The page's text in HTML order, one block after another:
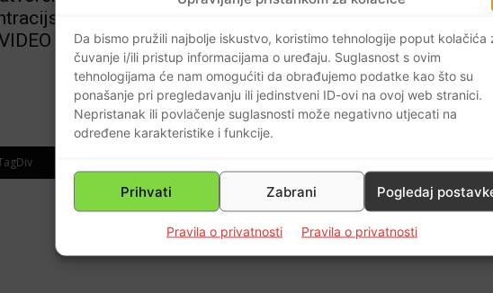
Da bismo pružili najbolje iskustvo, koristimo tehnologije poput kolačića
čuvanje i/ili pristup informacijama o uređaju. Suglasnost s ovim
tehnologijama će nam omogućiti da obrađujemo podatke kao što su
ponašanje pri pregledavanju ili jedinstveni ID-ovi na ovoj web stranici.
Nepristanak ili povlačenje suglasnosti može negativno utjecati na
određene karakteristike i funkcije.
Prihvati Zabrani Pogledaj
Pravila o privatnosti Pravila o privatnosti
0